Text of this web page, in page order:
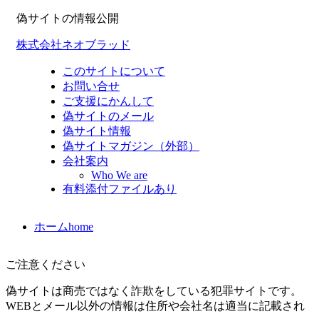
偽サイトの情報公開
株式会社ネオブラッド
このサイトについて
お問い合せ
ご支援にかんして
偽サイトのメール
偽サイト情報
偽サイトマガジン（外部）
会社案内
Who We are
有料添付ファイルあり
ホームhome
ご注意ください
偽サイトは商売ではなく詐欺をしている犯罪サイトです。
WEBとメール以外の情報は住所や会社名は適当に記載され